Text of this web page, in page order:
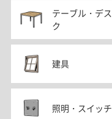
テーブル・デス
ク
建具
照明・スイッチ